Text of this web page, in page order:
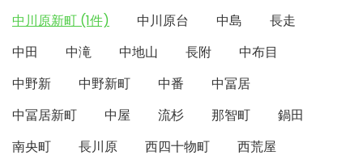
中川原新町 (1件)
中川原台 中島
長走
中田
中滝 中地山 長附
中布目
中野新
中野新町 中番
中冨居
中冨居新町
中屋 流杉 那智町
鍋田
南央町
長川原 西四十物町
西荒屋